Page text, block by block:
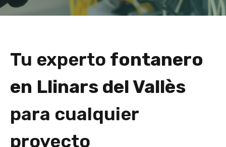
Tu experto fontanero
en Llinars del Vallès
para cualquier
proyecto